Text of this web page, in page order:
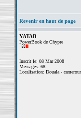
Revenir en haut de page
YATAB
PowerBook de Chypre
Inscrit le: 08 Mar 2008
Messages: 68
Localisation: Douala -